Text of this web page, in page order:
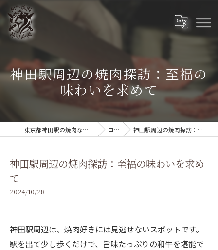
神田駅周辺の焼肉探訪：至福の
味わいを求めて
東京都神田駅の焼肉なら和牛焼肉 神田時流 コラム 神田駅周辺の焼肉探訪：至福の味わいを求めて
神田駅周辺の焼肉探訪：至福の味わいを求め
て
2024/10/28
神田駅周辺は、焼肉好きには見逃せないスポットです。
駅を出て少し歩くだけで、旨味たっぷりの和牛を堪能で